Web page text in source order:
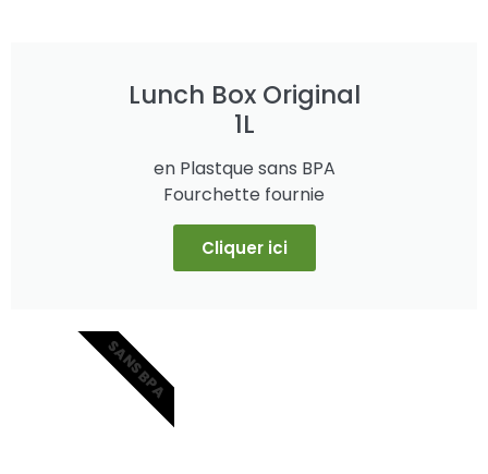
Lunch Box Original
1L
en Plastque sans BPA
Fourchette fournie
Cliquer ici
SANS BPA